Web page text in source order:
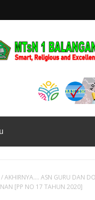
/AKHIRNYA.... ASN GURU DAN
[PP NO 17 TAHUN 2020]